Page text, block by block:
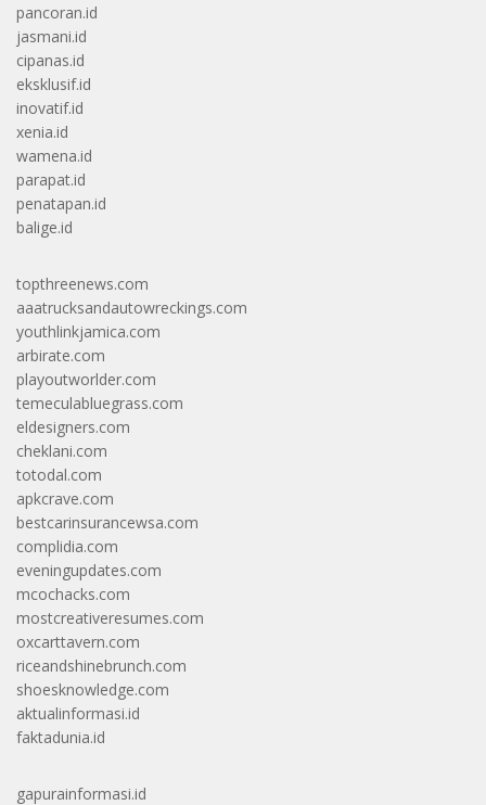
pancoran.id
jasmani.id
cipanas.id
eksklusif.id
inovatif.id
xenia.id
wamena.id
parapat.id
penatapan.id
balige.id
topthreenews.com
aaatrucksandautowreckings.com
youthlinkjamica.com
arbirate.com
playoutworlder.com
temeculabluegrass.com
eldesigners.com
cheklani.com
totodal.com
apkcrave.com
bestcarinsurancewsa.com
complidia.com
eveningupdates.com
mcochacks.com
mostcreativeresumes.com
oxcarttavern.com
riceandshinebrunch.com
shoesknowledge.com
aktualinformasi.id
faktadunia.id
gapurainformasi.id